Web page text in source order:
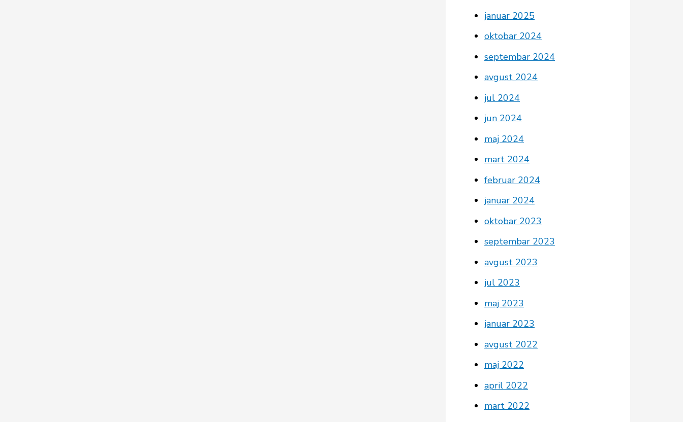
januar 2025
oktobar 2024
septembar 2024
avgust 2024
jul 2024
jun 2024
maj 2024
mart 2024
februar 2024
januar 2024
oktobar 2023
septembar 2023
avgust 2023
jul 2023
maj 2023
januar 2023
avgust 2022
maj 2022
april 2022
mart 2022